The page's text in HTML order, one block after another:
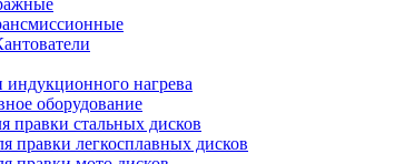
индукционного нагрева
оборудование
правки стальных дисков
правки легкосплавных дисков